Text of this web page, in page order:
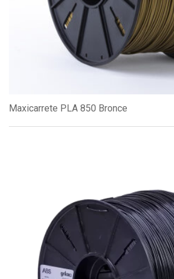
Maxicarrete PLA 850 Bronce